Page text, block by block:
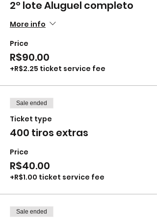
2º lote Aluguel completo
More info
Price
R$90.00
+R$2.25 ticket service fee
Sale ended
Ticket type
400 tiros extras
Price
R$40.00
+R$1.00 ticket service fee
Sale ended